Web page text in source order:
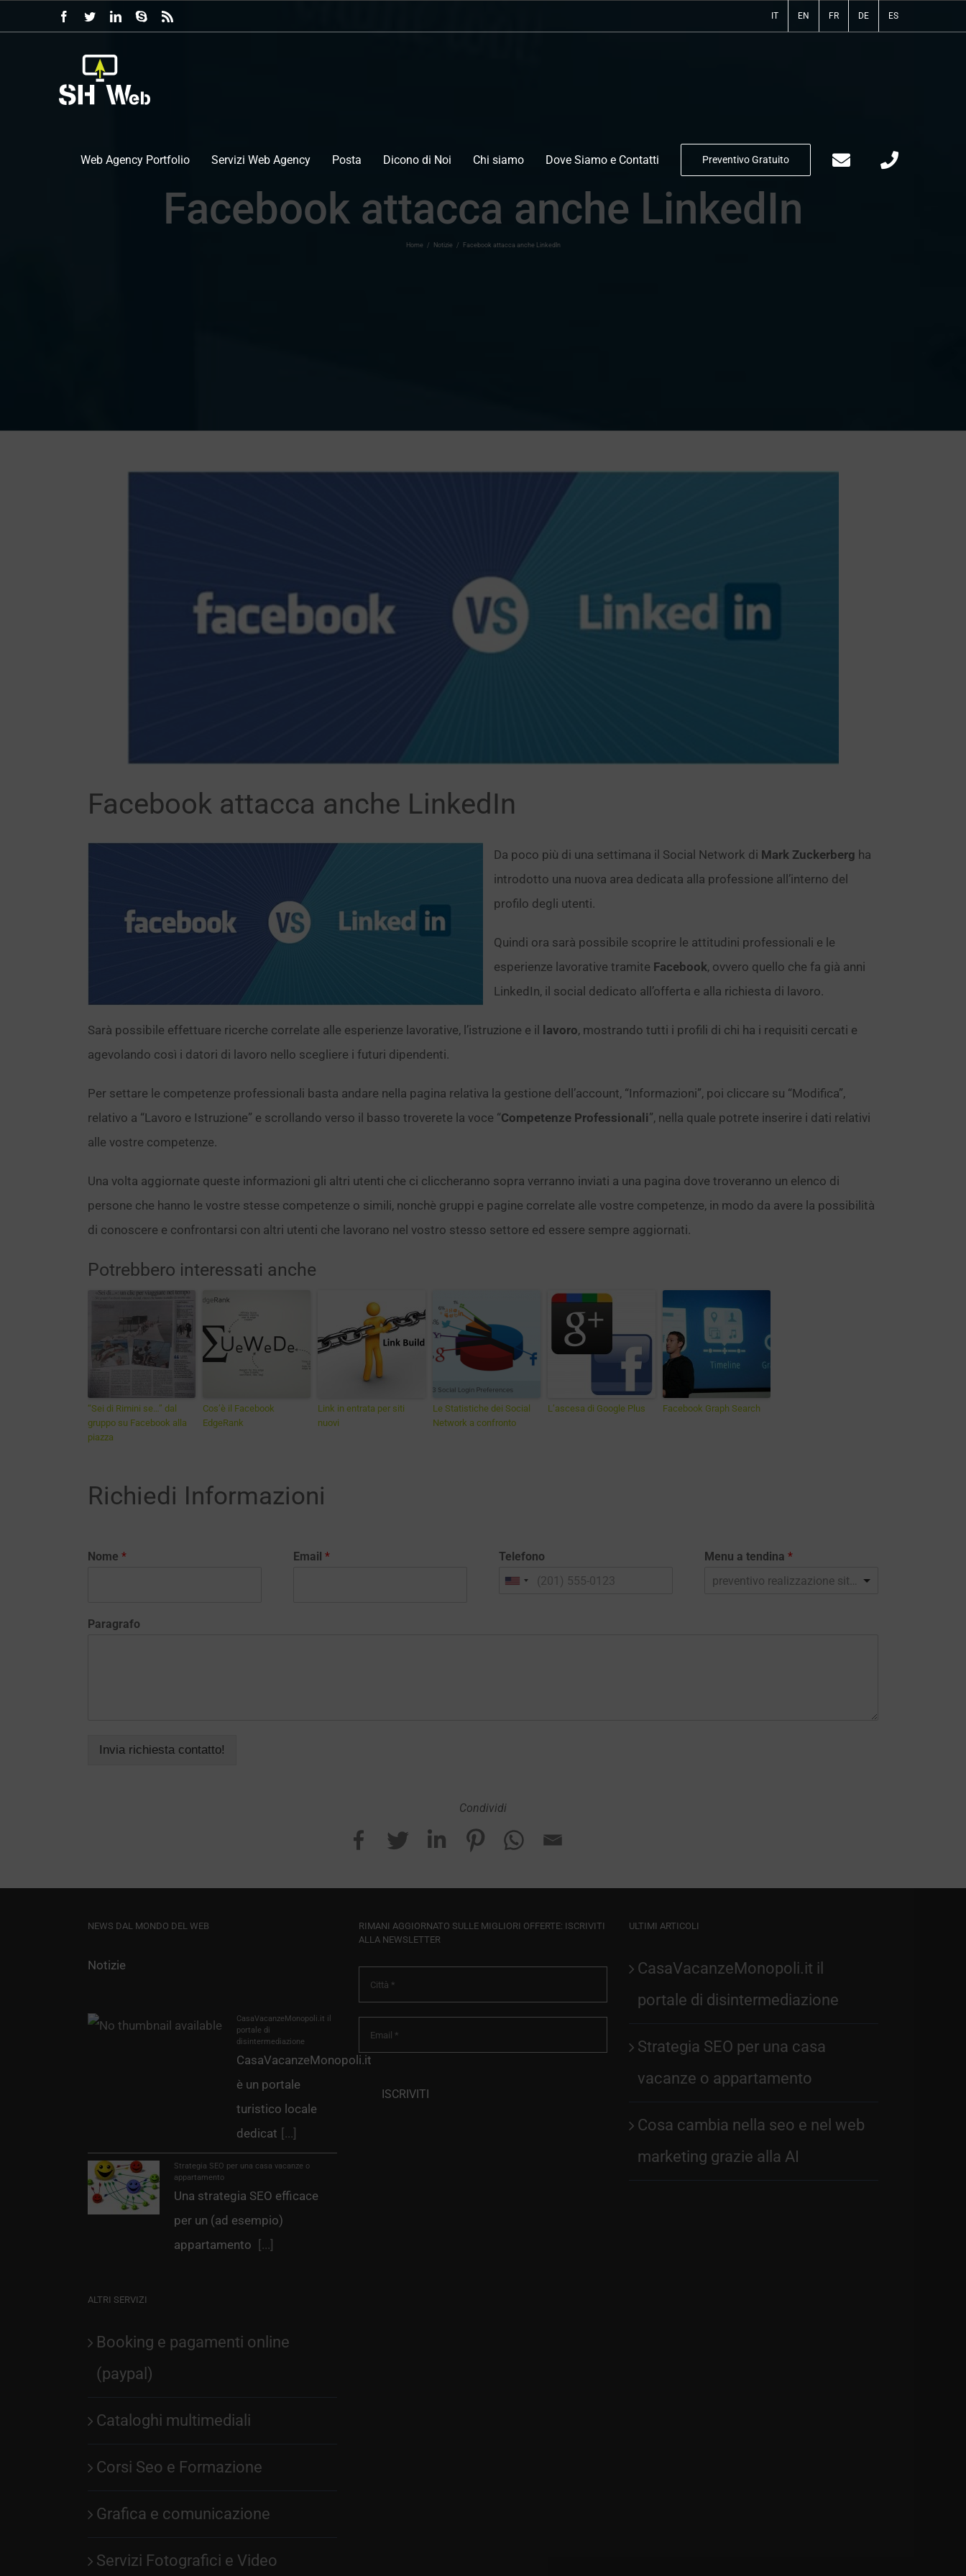
al
Facebook
TwitterLinkedIn
Skype IT EN FR DE ES
Web Agency Portfolio Servizi Web Agency Posta Dicono di Noi Chi siamo Dove Siamo e Contatti Preventivo Gratuito
Facebook attacca anche LinkedIn
Home / Notizie / Facebook attacca anche LinkedIn
Facebook attacca anche LinkedIn
Da poco più di una settimana il Social Network di Mark Zuckerberg ha
introdotto una nuova area dedicata alla professione all’interno del
profilo degli utenti.
Quindi ora sarà possibile scoprire le attitudini professionali e le
esperienze lavorative tramite Facebook, ovvero quello che fa già anni
LinkedIn, il social dedicato all’offerta e alla richiesta di lavoro.
Sarà possibile effettuare ricerche correlate alle esperienze lavorative, l’istruzione e il lavoro, mostrando tutti i profili di chi ha i requisiti cercati e
agevolando così i datori di lavoro nello scegliere i futuri dipendenti.
Per settare le competenze professionali basta andare nella pagina relativa la gestione dell’account, “Informazioni”, poi cliccare su “Modifica”,
relativo a “Lavoro e Istruzione” e scrollando verso il basso troverete la voce “Competenze Professionali”, nella quale potrete inserire i dati relativi
alle vostre competenze.
Una volta aggiornate queste informazioni gli altri utenti che ci cliccheranno sopra verranno inviati a una pagina dove troveranno un elenco di
persone che hanno le vostre stesse competenze o simili, nonchè gruppi e pagine correlate alle vostre competenze, in modo da avere la possibilità
di conoscere e confrontarsi con altri utenti che lavorano nel vostro stesso settore ed essere sempre aggiornati.
Potrebbero interessati anche
“Sei di Rimini se…” dal
gruppo su Facebook alla
piazza
Cos’è il Facebook
EdgeRank
Link in entrata per siti
nuovi
Le Statistiche dei Social
Network a confronto
L’ascesa di Google Plus Facebook Graph Search
Richiedi Informazioni
Nome * Email * Telefono Menu a tendina *
Paragrafo
Invia richiesta contatto!
Condividi
NEWS DAL MONDO DEL WEB
Notizie
CasaVacanzeMonopoli.it il
portale di
disintermediazione
CasaVacanzeMonopoli.it
è un portale
turistico locale
dedicat [...]
Strategia SEO per una casa vacanze o
appartamento
Una strategia SEO efficace
per un (ad esempio)
appartamento
[...]
ALTRI SERVIZI
Booking e pagamenti online
(paypal)
Cataloghi multimediali
Corsi Seo e Formazione
Grafica e comunicazione
Servizi Fotografici e Video
RIMANI AGGIORNATO SULLE MIGLIORI OFFERTE: ISCRIVITI
ALLA NEWSLETTER
ULTIMI ARTICOLI
CasaVacanzeMonopoli.it il
portale di disintermediazione
Strategia SEO per una casa
vacanze o appartamento
Cosa cambia nella seo e nel web
marketing grazie alla AI